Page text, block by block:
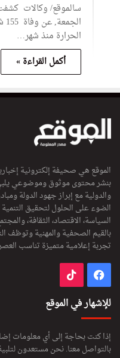
سالموقع/ وكالات
الحرارة منذ شهر…
أكمل القراءة »
الموقع هي صحيفة إلكترونية
بنشر محتوى موثوق وموضوعي يلبي
والدولية مع إبراز جهود الدولة
الضوء على الحلول لتحقيق
السياسة، الاقتصاد، الثقافة،
بالقيم الصحفية والمهنية وتوظف
تجربة إعلامية متميزة تناسب
فيسبوك
للإشهار في الموقع
إذا كنت بحاجة إلى أي معلومات
بالتواصل معنا. نحن مستعدون